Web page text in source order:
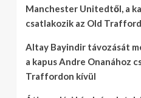
Manchester Unitedtől, a
csatlakozik az Old
Altay Bayindir távozását
a kapus Andre Onanához
Traffordon kívül